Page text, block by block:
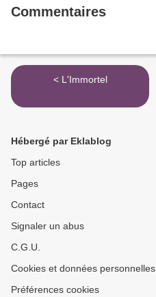
Commentaires
< L'Immortel
Hébergé par Eklablog
Top articles
Pages
Contact
Signaler un abus
C.G.U.
Cookies et données personnelles
Préférences cookies